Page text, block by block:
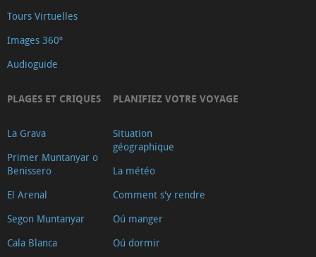
les
Mirador
els
la
Mirador
Punta
Arenal
Mirador
Tours Virtuelles
Images 360º
Audioguide
PLAGES ET CRIQUES
La Grava
Primer Muntanyar o
Benissero
El Arenal
Segon Muntanyar
Cala Blanca
PLANIFIEZ VOTRE VOYAGE
Situation
géographique
La météo
Comment s'y rendre
Oú manger
Oú dormir